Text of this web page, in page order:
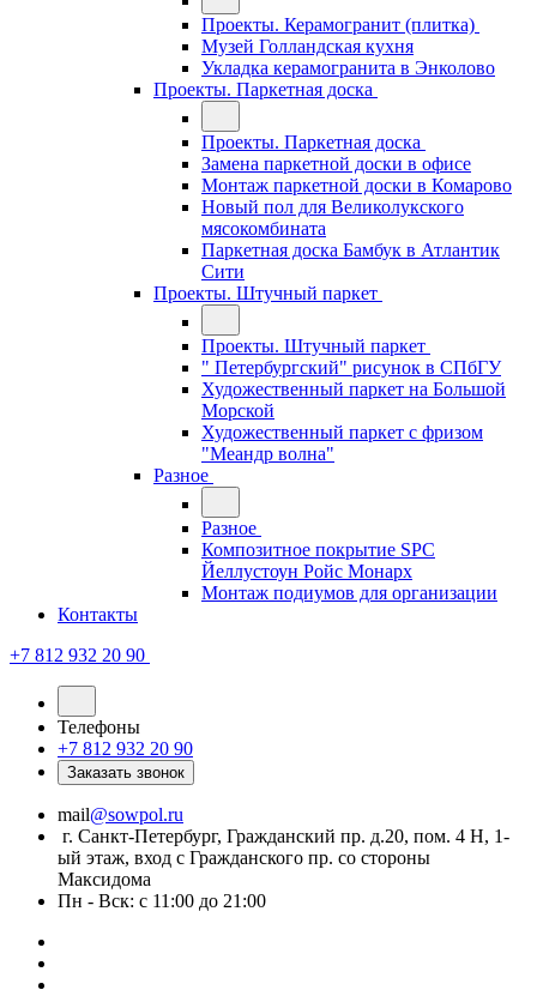
Проекты. Керамогранит (плитка)
Музей Голландская кухня
Укладка керамогранита в Энколово
Проекты. Паркетная доска
Проекты. Паркетная доска
Замена паркетной доски в офисе
Монтаж паркетной доски в Комарово
Новый пол для Великолукского
мясокомбината
Паркетная доска Бамбук в Атлантик
Сити
Проекты. Штучный паркет
Проекты. Штучный паркет
" Петербургский" рисунок в СПбГУ
Художественный паркет на Большой
Морской
Художественный паркет с фризом
"Меандр волна"
Разное
Разное
Композитное покрытие SPC
Йеллустоун Ройс Монарх
Монтаж подиумов для организации
Контакты
+7 812 932 20 90
Телефоны
+7 812 932 20 90
Заказать звонок
mail@sowpol.ru
г. Санкт-Петербург, Гражданский пр. д.20, пом. 4 Н, 1-
ый этаж, вход с Гражданского пр. со стороны
Максидома
Пн - Вск: с 11:00 до 21:00